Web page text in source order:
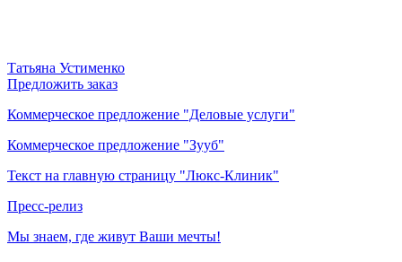
Татьяна Устименко
Предложить заказ
Коммерческое предложение "Деловые услуги"
Коммерческое предложение "Зууб"
Текст на главную страницу "Люкс-Клиник"
Пресс-релиз
Мы знаем, где живут Ваши мечты!